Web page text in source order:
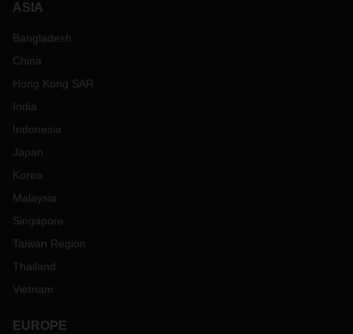
ASIA
Bangladesh
China
Hong Kong SAR
India
Indonesia
Japan
Korea
Malaysia
Singapore
Taiwan Region
Thailand
Vietnam
EUROPE